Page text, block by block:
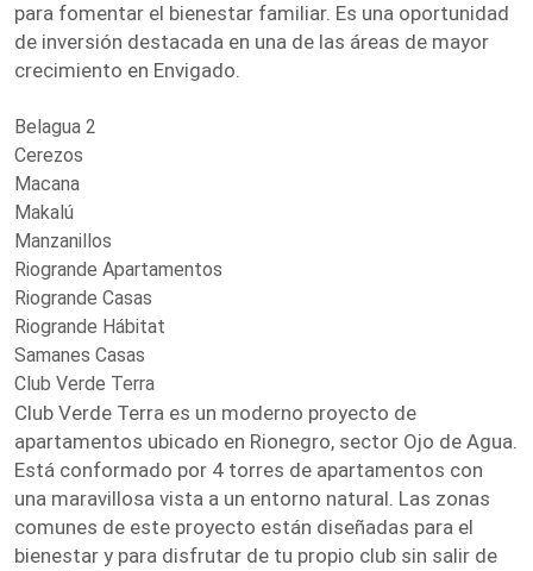
para fomentar el bienestar familiar. Es una oportunidad
de inversión destacada en una de las áreas de mayor
crecimiento en Envigado.
Belagua 2
Cerezos
Macana
Makalú
Manzanillos
Riogrande Apartamentos
Riogrande Casas
Riogrande Hábitat
Samanes Casas
Club Verde Terra
Club Verde Terra es un moderno proyecto de
apartamentos ubicado en Rionegro, sector Ojo de Agua.
Está conformado por 4 torres de apartamentos con
una maravillosa vista a un entorno natural. Las zonas
comunes de este proyecto están diseñadas para el
bienestar y para disfrutar de tu propio club sin salir de